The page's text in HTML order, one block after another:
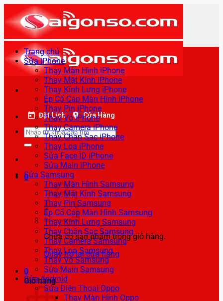
qua
nội
dung
Đặt Lịch Cửa Hàng
Tìm
kiếm:
0
Chưa có sản phẩm trong giỏ hàng.
Quay trở lại cửa hàng
0
Giỏ hàng
Trang chủ
Sửa iPhone
Thay Màn Hình iPhone
Thay Mặt Kính iPhone
Thay Kính Lưng iPhone
Ép Cổ Cáp Màn Hình iPhone
Thay Pin iPhone
Thay Vỏ iPhone
Thay Camera iPhone
Thay Chân Sạc iPhone
Thay Loa iPhone
Sửa Face ID iPhone
Sửa Main iPhone
Sửa Samsung
Thay Màn Hình Samsung
Thay Mặt Kính Samsung
Thay Pin Samsung
Ép Cổ Cáp Màn Hình Samsung
Thay Kính Lưng Samsung
Thay Chân Sạc Samsung
Thay Camera Samsung
Thay Loa Samsung
Thay Vỏ Samsung
Sửa Main Samsung
Sửa Android
Sửa Điện Thoại Oppo
Thay Màn Hình Oppo